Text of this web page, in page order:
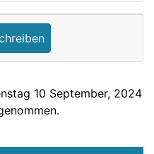
10 September, 2024